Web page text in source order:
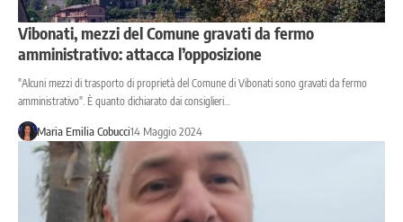
Vibonati, mezzi del Comune gravati da fermo
amministrativo: attacca l’opposizione
"Alcuni mezzi di trasporto di proprietà del Comune di Vibonati sono gravati da fermo
amministrativo". È quanto dichiarato dai consiglieri…
Maria Emilia Cobucci14 Maggio 2024